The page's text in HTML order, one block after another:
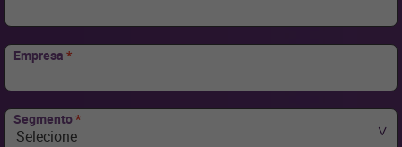
Empresa *
Segmento*
Selecione